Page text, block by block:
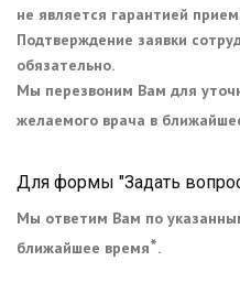
не является гарантией
Подтверждение заявки
обязательно.
Мы перезвоним Вам для
желаемого врача в
Для формы "Задать
Мы ответим Вам по
ближайшее время*.